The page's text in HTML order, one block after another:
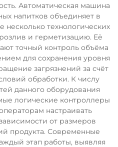
Автоматическая машина
напитков объединяет в
несколько технологических
и герметизацию. Её
точный контроль объёма
для сохранения уровня
загрязнений за счёт
обработки. К числу
данного оборудования
логические контроллеры
настраивать
от размеров
продукта. Современные
этап работы, выявляя